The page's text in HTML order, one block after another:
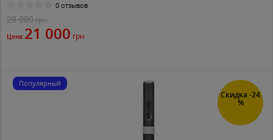
0 отзывов
28 000грн
Цена:21 000 грн
Скидка -24
%
Популярный